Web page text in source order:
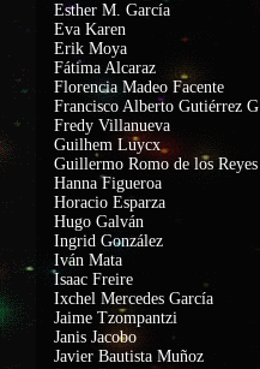
Esther M. García
Eva Karen
Erik Moya
Fátima Alcaraz
Florencia Madeo Facente
Francisco Alberto Gutiérrez G
Fredy Villanueva
Guilhem Luycx
Guillermo Romo de los Reyes
Hanna Figueroa
Horacio Esparza
Hugo Galván
Ingrid González
Iván Mata
Isaac Freire
Ixchel Mercedes García
Jaime Tzompantzi
Janis Jacobo
Javier Bautista Muñoz